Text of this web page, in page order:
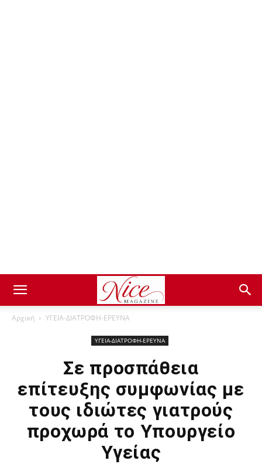
Αρχική ΥΓΕΙΑ-ΔΙΑΤΡΟΦΗ-ΕΡΕΥΝΑ
ΥΓΕΙΑ-ΔΙΑΤΡΟΦΗ-ΕΡΕΥΝΑ
Σε προσπάθεια
επίτευξης συμφωνίας με
τους ιδιώτες γιατρούς
προχωρά το Υπουργείο
Υγείας